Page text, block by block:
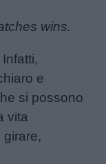
wins.
e
si possono
vita
girare,